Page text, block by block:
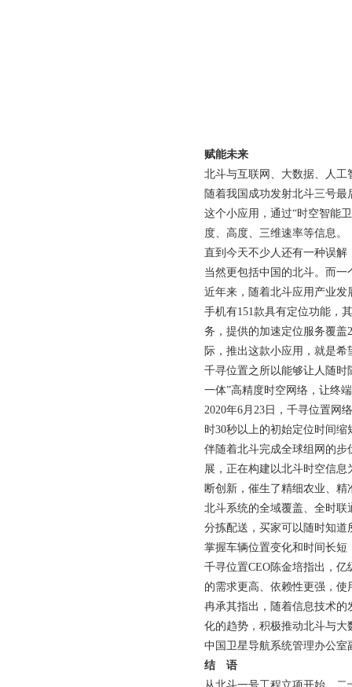
赋能未来
北斗与互联网、大数据、人
随着我国成功发射北斗三号
这个小应用，通过“时空智能
度、高度、三维速率等信息。
直到今天不少人还有一种误解
当然更包括中国的北斗。而
近年来，随着北斗应用产业发
手机有151款具有定位功能，
务，提供的加速定位服务覆盖
际，推出这款小应用，就是
千寻位置之所以能够让人随时
一体”高精度时空网络，让终
2020年6月23日，千寻位置网
时30秒以上的初始定位时间
伴随着北斗完成全球组网的
展，正在构建以北斗时空信
断创新，催生了精细农业、
北斗系统的全域覆盖、全时联
分拣配送，买家可以随时知道
掌握车辆位置变化和时间长
千寻位置CEO陈金培指出，
的需求更高、依赖性更强，
冉承其指出，随着信息技术
化的趋势，积极推动北斗与
中国卫星导航系统管理办公
结 语